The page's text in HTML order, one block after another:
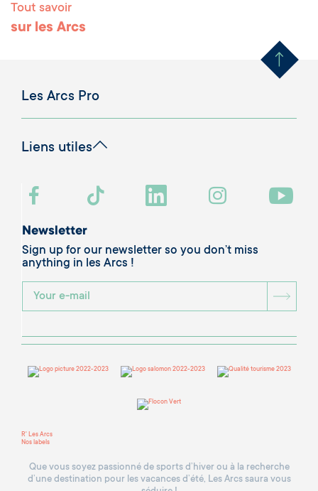
Tout savoir
sur les Arcs Remonter
Les Arcs Pro
Liens utiles
Newsletter
Sign up for our newsletter so you don’t miss
anything in les Arcs !
R' Les Arcs
Nos labels
Que vous soyez passionné de sports d’hiver ou à la recherche
d’une destination pour les vacances d’été, Les Arcs saura vous